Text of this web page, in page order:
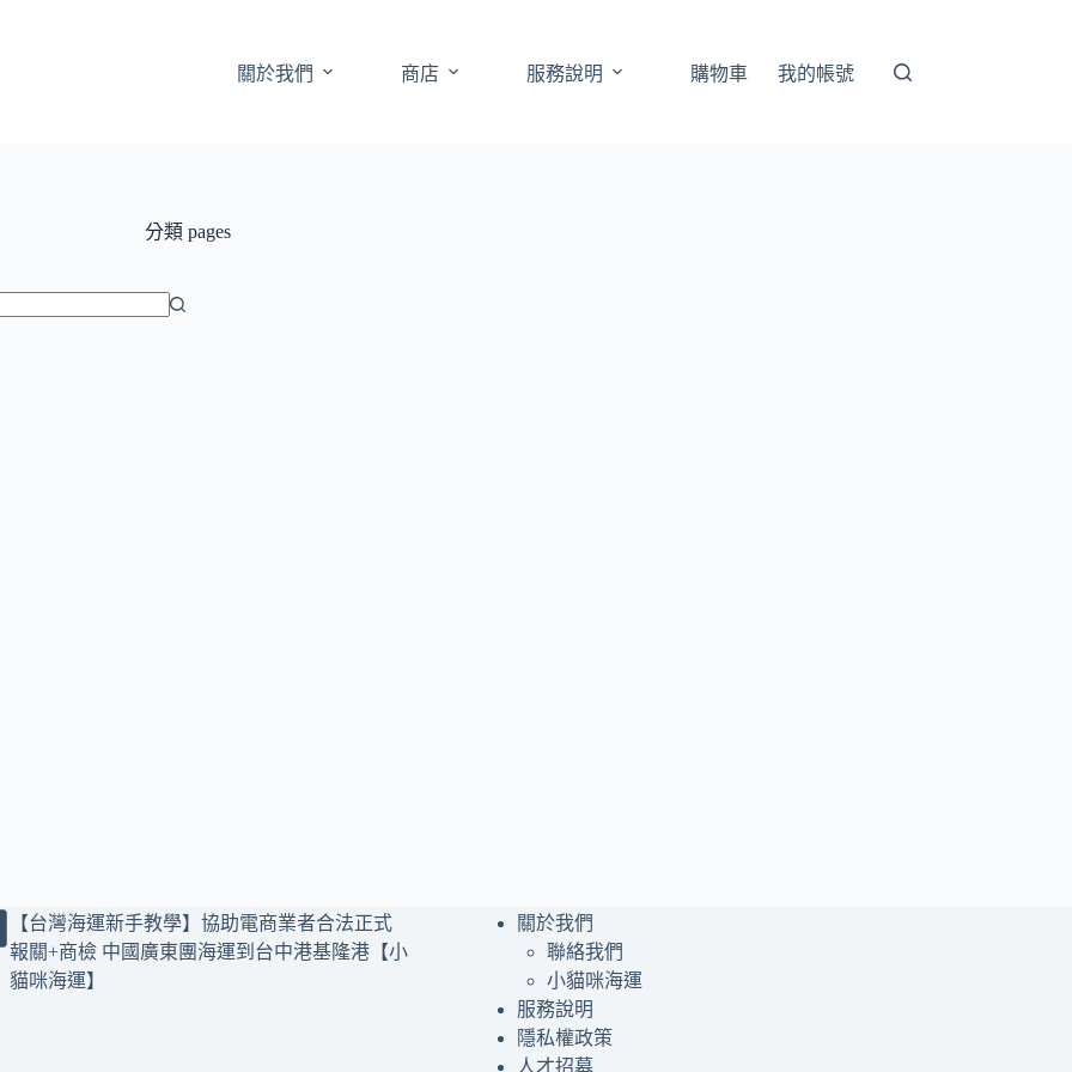
關於我們 商店 服務說明 購物車 我的帳號
分類 pages
【台灣海運新手教學】協助電商業者合法正式
報關+商檢 中國廣東團海運到台中港基隆港【小
貓咪海運】
關於我們
聯絡我們
小貓咪海運
服務說明
隱私權政策
人才招募